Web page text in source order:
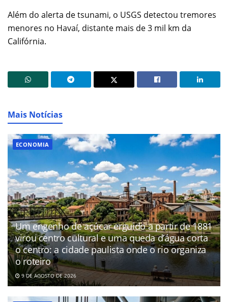
Além do alerta de tsunami, o USGS detectou tremores
menores no Havaí, distante mais de 3 mil km da
Califórnia.
Mais Notícias
ECONOMIA
Um engenho de açúcar erguido a partir de 1881
virou centro cultural e uma queda d’água corta
o centro: a cidade paulista onde o rio organiza
o roteiro
9 DE AGOSTO DE 2026